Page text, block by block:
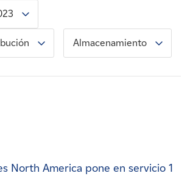
Almacenamiento
North America pone en servicio 1